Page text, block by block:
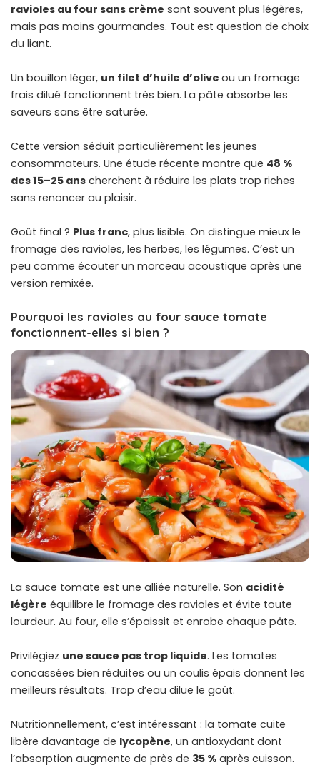
ravioles au four sans crème sont souvent plus légères,
mais pas moins gourmandes. Tout est question de choix
du liant.
Un bouillon léger, un filet d’huile d’olive ou un fromage
frais dilué fonctionnent très bien. La pâte absorbe les
saveurs sans être saturée.
Cette version séduit particulièrement les jeunes
consommateurs. Une étude récente montre que 48 %
des 15–25 ans cherchent à réduire les plats trop riches
sans renoncer au plaisir.
Goût final ? Plus franc, plus lisible. On distingue mieux le
fromage des ravioles, les herbes, les légumes. C’est un
peu comme écouter un morceau acoustique après une
version remixée.
Pourquoi les ravioles au four sauce tomate
fonctionnent-elles si bien ?
La sauce tomate est une alliée naturelle. Son acidité
légère équilibre le fromage des ravioles et évite toute
lourdeur. Au four, elle s’épaissit et enrobe chaque pâte.
Privilégiez une sauce pas trop liquide. Les tomates
concassées bien réduites ou un coulis épais donnent les
meilleurs résultats. Trop d’eau dilue le goût.
Nutritionnellement, c’est intéressant : la tomate cuite
libère davantage de lycopène, un antioxydant dont
l’absorption augmente de près de 35 % après cuisson.